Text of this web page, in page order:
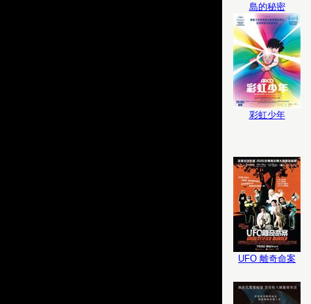
島的秘密
彩虹少年
UFO 離奇命案